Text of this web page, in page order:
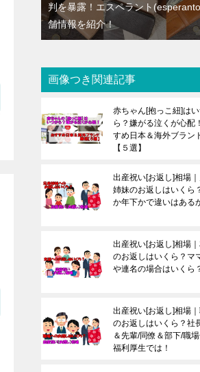
判を暴露！エスペラント
舗情報を紹介！
画像つき関連記事
赤ちゃん[抱っこ紐]は
ら？嫌がる泣くが心配
すめ日本＆海外ブラン
【５選】
出産祝い[お返し]相場
姉妹のお返しはいくら
か年下かで違いはある
出産祝い[お返し]相場
のお返しはいくら？マ
や連名の場合はいくら
出産祝い[お返し]相場
のお返しはいくら？社
＆先輩/同僚＆部下/職
福利厚生では！